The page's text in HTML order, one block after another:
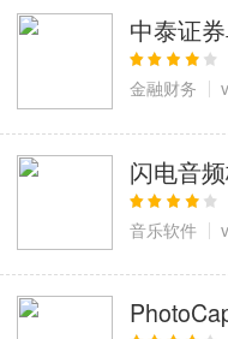
0款手游
策略塔防
15款手游
模拟经营
5款手游
中泰证
金融财务
闪电音
音乐软件